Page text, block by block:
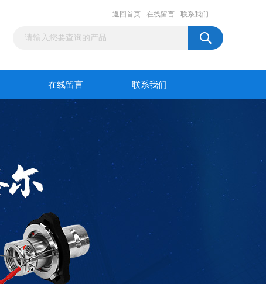
返回首页 在线留言 联系我们
在线留言 联系我们